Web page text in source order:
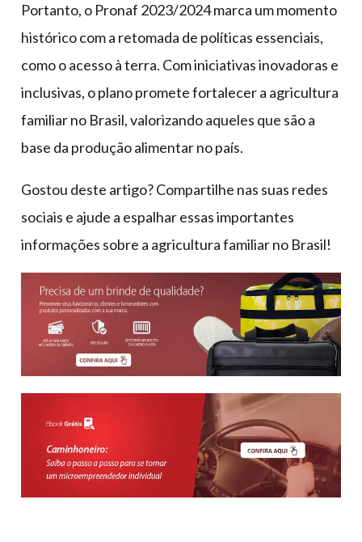
Portanto, o Pronaf 2023/2024 marca um momento
histórico com a retomada de políticas essenciais,
como o acesso à terra. Com iniciativas inovadoras e
inclusivas, o plano promete fortalecer a agricultura
familiar no Brasil, valorizando aqueles que são a
base da produção alimentar no país.
Gostou deste artigo? Compartilhe nas suas redes
sociais e ajude a espalhar essas importantes
informações sobre a agricultura familiar no Brasil!